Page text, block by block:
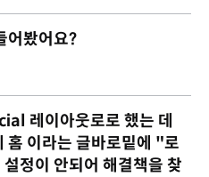
어봤어요?
레이아웃로로 했는 데
홈 이라는 글바로밑에 "로
정이 안되어 해결책을 찾